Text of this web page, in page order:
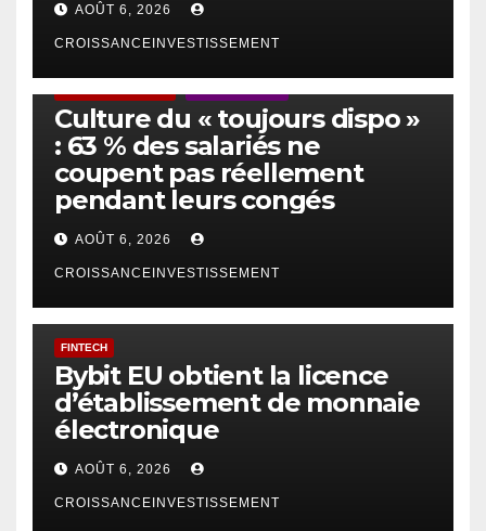
AOÛT 6, 2026
CROISSANCEINVESTISSEMENT
Culture du « toujours dispo »
: 63 % des salariés ne
coupent pas réellement
pendant leurs congés
AOÛT 6, 2026
CROISSANCEINVESTISSEMENT
FINTECH
Bybit EU obtient la licence
d’établissement de monnaie
électronique
AOÛT 6, 2026
CROISSANCEINVESTISSEMENT